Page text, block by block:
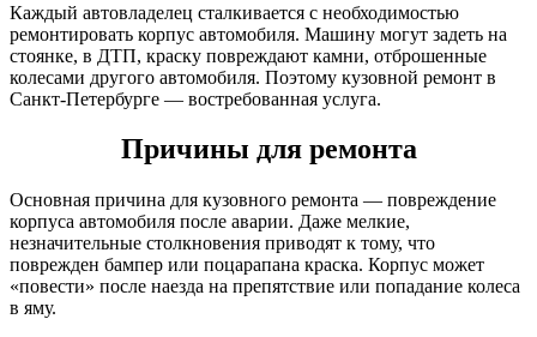
Каждый автовладелец сталкивается с необходимостью
ремонтировать корпус автомобиля. Машину могут задеть на
стоянке, в ДТП, краску повреждают камни, отброшенные
колесами другого автомобиля. Поэтому кузовной ремонт в
Санкт-Петербурге — востребованная услуга.
Причины для ремонта
Основная причина для кузовного ремонта — повреждение
корпуса автомобиля после аварии. Даже мелкие,
незначительные столкновения приводят к тому, что
поврежден бампер или поцарапана краска. Корпус может
«повести» после наезда на препятствие или попадание колеса
в яму.